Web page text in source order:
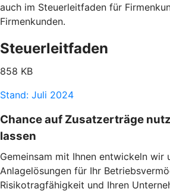
auch im Steuerleitfaden für
Firmenkunden.
Steuerleitfaden
858 KB
Stand: Juli 2024
Chance auf Zusatzerträge
lassen
Gemeinsam mit Ihnen entwickeln wir
Anlagelösungen für Ihr
Risikotragfähigkeit und Ihren